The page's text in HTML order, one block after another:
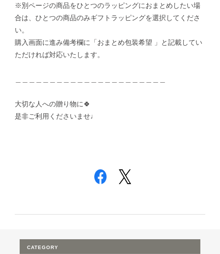
※別ページの商品をひとつのラッピングにおまとめしたい場
合は、ひとつの商品のみギフトラッピングを選択してくださ
い。
購入画面に進み備考欄に「おまとめ包装希望 」と記載してい
ただければ対応いたします。
大切な人への贈り物に🍀
是非ご利用くださいませ♩
CATEGORY